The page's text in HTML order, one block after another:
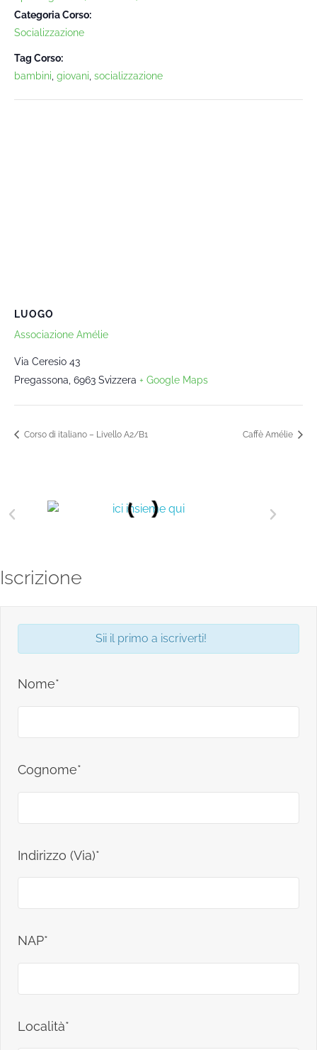
Categoria Corso:
Socializzazione
Tag Corso:
bambini, giovani, socializzazione
LUOGO
Associazione Amélie
Via Ceresio 43
Pregassona 6963 Svizzera + Google Maps
Corso di italiano – Livello A2/B1 Caffè Amélie
Iscrizione
Sii il primo a iscriverti!
Nome*
Cognome*
Indirizzo (Via)*
NAP*
Località*